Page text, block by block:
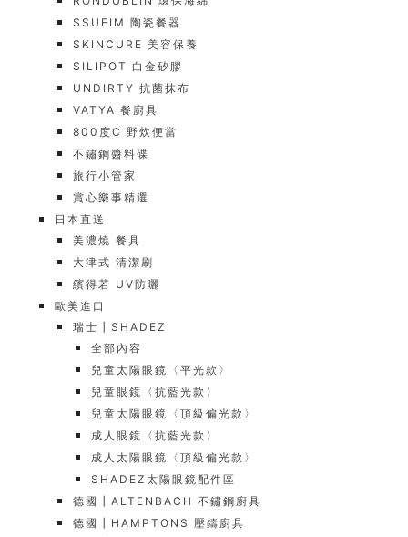
SSUEIM 陶瓷餐器
SKINCURE 美容保養
SILIPOT 白金矽膠
UNDIRTY 抗菌抹布
VATYA 餐廚具
800度C 野炊便當
不鏽鋼醬料碟
旅行小管家
賞心樂事精選
日本直送
美濃燒 餐具
大津式 清潔刷
繽得若 UV防曬
歐美進口
瑞士┃SHADEZ
全部內容
兒童太陽眼鏡〈平光款〉
兒童眼鏡〈抗藍光款〉
兒童太陽眼鏡〈頂級偏光款〉
成人眼鏡〈抗藍光款〉
成人太陽眼鏡〈頂級偏光款〉
SHADEZ太陽眼鏡配件區
德國┃ALTENBACH 不鏽鋼廚具
德國┃HAMPTONS 壓鑄廚具